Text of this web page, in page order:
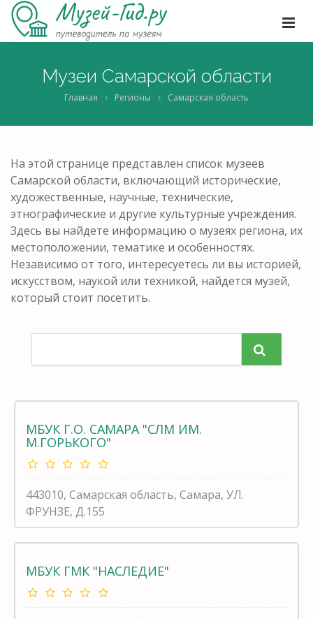
Музеи Самарской области
Главная Регионы Самарская область
На этой странице представлен список музеев
Самарской области, включающий исторические,
художественные, научные, технические,
этнографические и другие культурные учреждения.
Здесь вы найдете информацию о музеях региона, их
местоположении, тематике и особенностях.
Независимо от того, интересуетесь ли вы историей,
искусством, наукой или техникой, найдется музей,
который стоит посетить.
МБУК Г.О. САМАРА "СЛМ ИМ.
М.ГОРЬКОГО"
443010, Самарская область, Самара, УЛ.
ФРУНЗЕ, Д.155
МБУК ГМК "НАСЛЕДИЕ"